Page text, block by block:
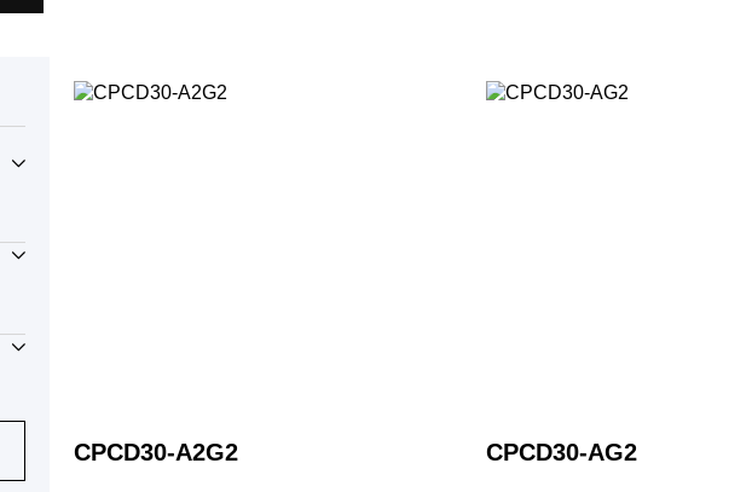
ЭКСКАВАТОРЫ - ПОГРУЗЧИКИ
CPCD30-A2G2 CPCD30-AG2